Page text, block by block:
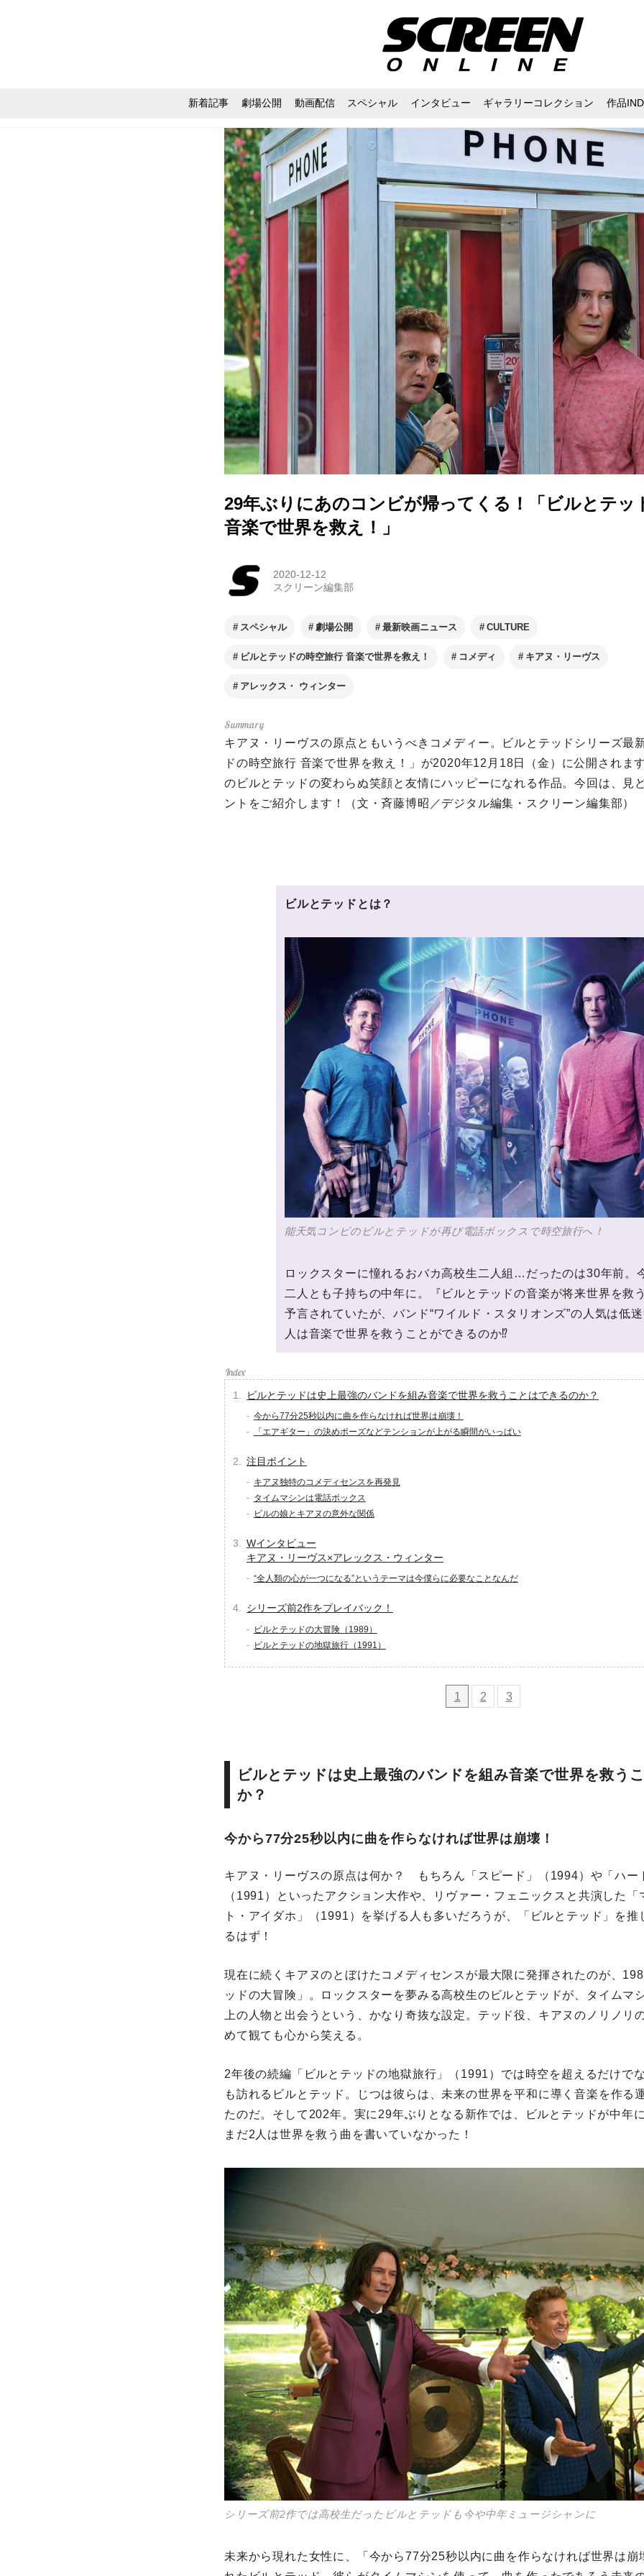
新着記事 劇場公開 動画配信 スペシャル インタビュー ギャラリーコレクション 作品
29年ぶりにあのコンビが帰ってくる！「ビルとテッ
音楽で世界を救え！」
2020-12-12
スクリーン編集部
スペシャル 劇場公開 最新映画ニュース CULTURE
ビルとテッドの時空旅行 音楽で世界を救え！ コメディ キアヌ・リーヴス
アレックス・ ウィンター
キアヌ・リーヴスの原点ともいうべきコメディー。ビルとテッドシリーズ最
ドの時空旅行 音楽で世界を救え！」が2020年12月18日（金）に公開されま
のビルとテッドの変わらぬ笑顔と友情にハッピーになれる作品。今回は、見
ントをご紹介します！（文・斉藤博昭／デジタル編集・スクリーン編集部）
ビルとテッドとは？
能天気コンビのビルとテッドが再び電話ボックスで時空旅行へ！
ロックスターに憧れるおバカ高校生二人組…だったのは30年前。
二人とも子持ちの中年に。『ビルとテッドの音楽が将来世界を救
予言されていたが、バンド“ワイルド・スタリオンズ”の人気は低
人は音楽で世界を救うことができるのか⁉
ビルとテッドは史上最強のバンドを組み音楽で世界を救うことはできるのか？
今から77分25秒以内に曲を作らなければ世界は崩壊！
「エアギター」の決めポーズなどテンションが上がる瞬間がいっぱい
注目ポイント
キアヌ独特のコメディセンスを再発見
タイムマシンは電話ボックス
ビルの娘とキアヌの意外な関係
Wインタビュー
キアヌ・リーヴス×アレックス・ウィンター
“全人類の心が一つになる”というテーマは今僕らに必要なことなんだ
シリーズ前2作をプレイバック！
ビルとテッドの大冒険（1989）
ビルとテッドの地獄旅行（1991）
1 2 3
ビルとテッドは史上最強のバンドを組み音楽で世界を救う
か？
今から77分25秒以内に曲を作らなければ世界は崩壊！
キアヌ・リーヴスの原点は何か？ もちろん「スピード」（1994）や「ハー
（1991）といったアクション大作や、リヴァー・フェニックスと共演した「
ト・アイダホ」（1991）を挙げる人も多いだろうが、「ビルとテッド」を推
るはず！
現在に続くキアヌのとぼけたコメディセンスが最大限に発揮されたのが、
ッドの大冒険」。ロックスターを夢みる高校生のビルとテッドが、タイムマ
上の人物と出会うという、かなり奇抜な設定。テッド役、キアヌのノリノリ
めて観ても心から笑える。
2年後の続編「ビルとテッドの地獄旅行」（1991）では時空を超えるだけで
も訪れるビルとテッド。じつは彼らは、未来の世界を平和に導く音楽を作る
たのだ。そして202年。実に29年ぶりとなる新作では、ビルとテッドが中年
まだ2人は世界を救う曲を書いていなかった！
シリーズ前2作では高校生だったビルとテッドも今や中年ミュージシャンに
未来から現れた女性に、「今から77分25秒以内に曲を作らなければ世界は崩